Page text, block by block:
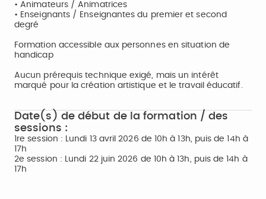
• Animateurs / Animatrices
• Enseignants / Enseignantes du premier et second
degré
Formation accessible aux personnes en situation de
handicap
Aucun prérequis technique exigé, mais un intérêt
marqué pour la création artistique et le travail éducatif.
Date(s) de début de la formation / des
sessions :
1re session : Lundi 13 avril 2026 de 10h à 13h, puis de 14h à
17h
2e session : Lundi 22 juin 2026 de 10h à 13h, puis de 14h à
17h